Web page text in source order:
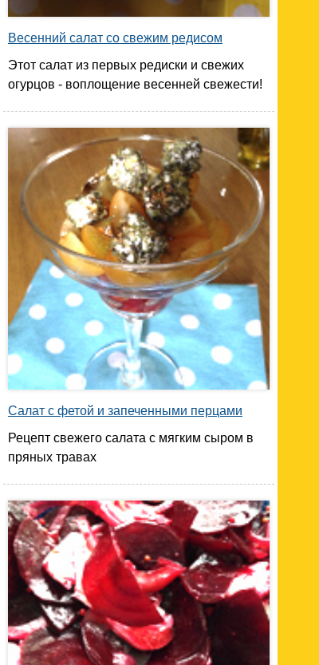
Весенний салат со свежим редисом
Этот салат из первых редиски и свежих
огурцов - воплощение весенней свежести!
Салат с фетой и запеченными перцами
Рецепт свежего салата с мягким сыром в
пряных травах